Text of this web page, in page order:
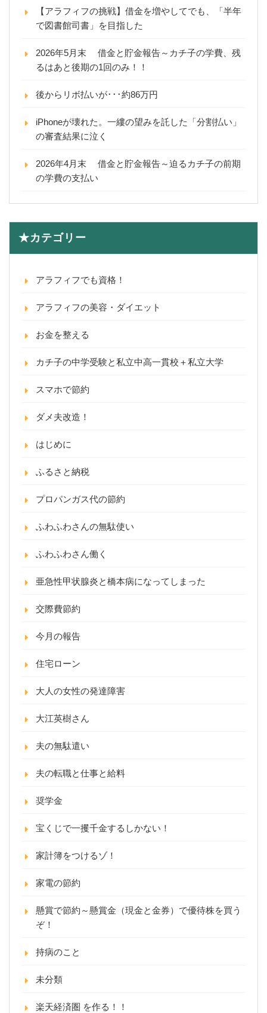
【アラフィフの挑戦】借金を増やしてでも、「半年
で図書館司書」を目指した
2026年5月末 借金と貯金報告～カチ子の学費、残
るはあと後期の1回のみ！！
後からリボ払いが･･･約86万円
iPhoneが壊れた。一縷の望みを託した「分割払い」
の審査結果に泣く
2026年4月末 借金と貯金報告～迫るカチ子の前期
の学費の支払い
★カテゴリー
アラフィフでも資格！
アラフィフの美容・ダイエット
お金を整える
カチ子の中学受験と私立中高一貫校＋私立大学
スマホで節約
ダメ夫改造！
はじめに
ふるさと納税
プロパンガス代の節約
ふわふわさんの無駄使い
ふわふわさん働く
亜急性甲状腺炎と橋本病になってしまった
交際費節約
今月の報告
住宅ローン
大人の女性の発達障害
大江英樹さん
夫の無駄遣い
夫の転職と仕事と給料
奨学金
宝くじで一攫千金するしかない！
家計簿をつけるゾ！
家電の節約
懸賞で節約～懸賞金（現金と金券）で優待株を買う
ぞ！
持病のこと
未分類
楽天経済圏 を作る！！